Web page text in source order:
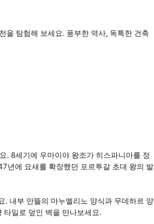
을 탐험해 보세요. 풍부한 역사, 독특한 건축
. 8세기에 우마이야 왕조가 히스파니아를 정
년에 요새를 확장했던 포르투갈 초대 왕의 발
. 내부 안뜰의 마누엘리노 양식과 무데하르 양
일로 덮인 벽을 만나보세요.